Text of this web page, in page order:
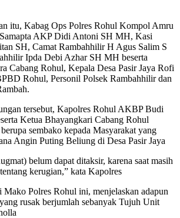
itu, Kabag Ops Polres Rohul Kompol Amru
AKP Didi Antoni SH MH, Kasi
SH, Camat Rambahhilir H Agus Salim S
Ipda Debi Azhar SH MH beserta
Cabang Rohul, Kepala Desa Pasir Jaya Rofi
Rohul, Personil Polsek Rambahhilir dan
tersebut, Kapolres Rohul AKBP Budi
Ketua Bhayangkari Cabang Rohul
sembako kepada Masyarakat yang
Angin Puting Beliung di Desa Pasir Jaya
belum dapat ditaksir, karena saat masih
kerugian,” kata Kapolres
Polres Rohul ini, menjelaskan adapun
rusak berjumlah sebanyak Tujuh Unit